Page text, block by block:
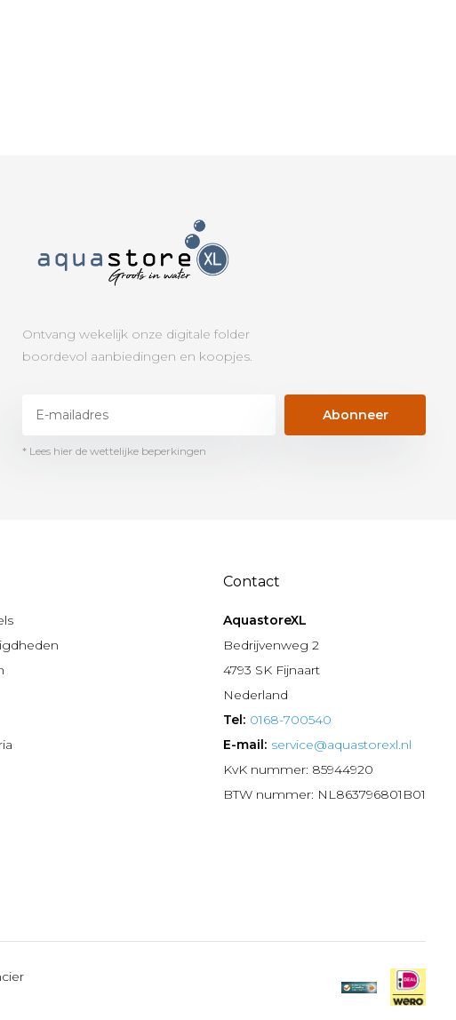
Ontvang wekelijk onze digitale folder
boordevol aanbiedingen en koopjes.
Abonneer
* Lees hier de wettelijke beperkingen
Contact
AquastoreXL
Bedrijvenweg 2
4793 SK Fijnaart
Nederland
Tel: 0168-700540
E-mail: service@aquastorexl.nl
KvK nummer: 85944920
BTW nummer: NL863796801B01